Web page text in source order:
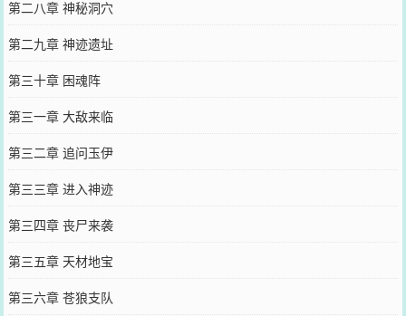
第二八章 神秘洞穴
第二九章 神迹遗址
第三十章 困魂阵
第三一章 大敌来临
第三二章 追问玉伊
第三三章 进入神迹
第三四章 丧尸来袭
第三五章 天材地宝
第三六章 苍狼支队